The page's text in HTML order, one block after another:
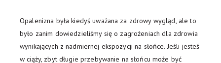
Opalenizna była kiedyś uważana za zdrowy wygląd, ale to
było zanim dowiedzieliśmy się o zagrożeniach dla zdrowia
wynikających z nadmiernej ekspozycji na słońce. Jeśli jesteś
w ciąży, zbyt długie przebywanie na słońcu może być